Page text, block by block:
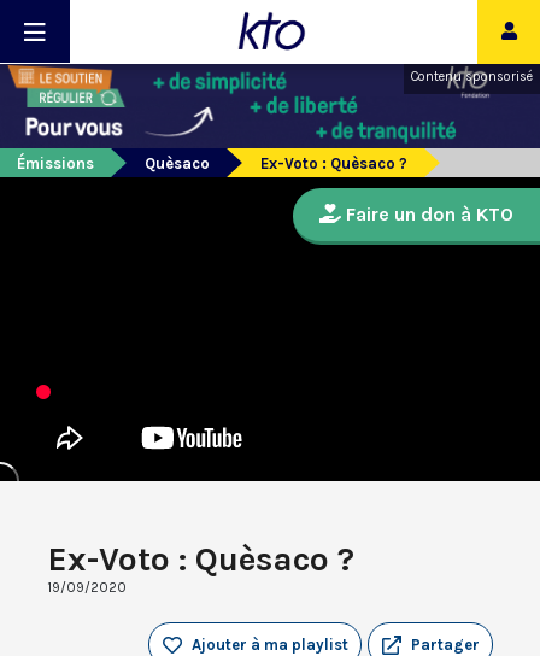
Contenu sponsorisé
Émissions Quèsaco Ex-Voto : Quèsaco ?
Ex-Voto : Quèsaco ?
19/09/2020
Partager
Ajouter à ma playlist
Faire un don à KTO